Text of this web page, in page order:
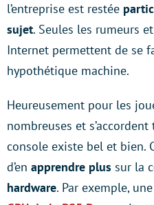
l’entreprise est restée
sujet. Seules les rumeurs
Internet permettent de se
hypothétique machine.
Heureusement pour les
nombreuses et
console existe bel et bien.
d’en apprendre plus sur la
hardware. Par exemple, une